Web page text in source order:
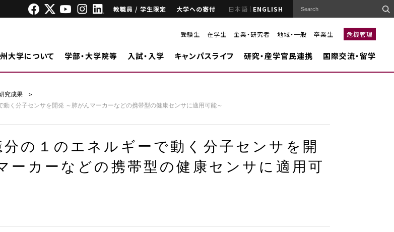
教職員 / 学生限定 大学への寄付 日本語 ENGLISH
受験生 在学生 企業・研究者 地域・一般 卒業生 危機管理
大学について 学部・大学院等 入試・入学 キャンパスライフ 研究・産学官民連携 国際交流・留学
究成果
く分子センサを開発 ～肺がんマーカーなどの携帯型の健康センサに適用可能～
の１のエネルギーで動く分子センサを開
ーカーなどの携帯型の健康センサに適用可